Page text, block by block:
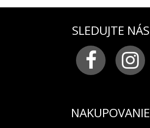
SLEDUJTE NÁS
NAKUPOVANIE